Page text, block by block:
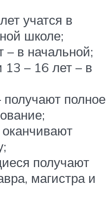
учатся в
школе;
– в начальной;
– 16 лет – в
получают полное
получают
магистра и